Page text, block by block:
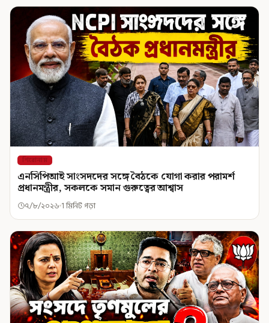
শিরোনাম
এনসিপিআই সাংসদদের সঙ্গে বৈঠকে যোগা করার পরামর্শ
প্রধানমন্ত্রীর, সকলকে সমান গুরুত্বের আশ্বাস
৭/৮/২০২৬ 1 মিনিট পড়া